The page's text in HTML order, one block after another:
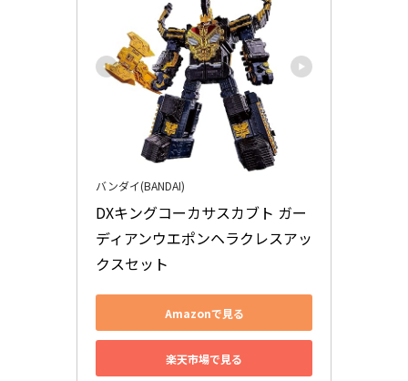
バンダイ(BANDAI)
DXキングコーカサスカブト ガー
ディアンウエポンヘラクレスアッ
クスセット
Amazonで見る
楽天市場で見る